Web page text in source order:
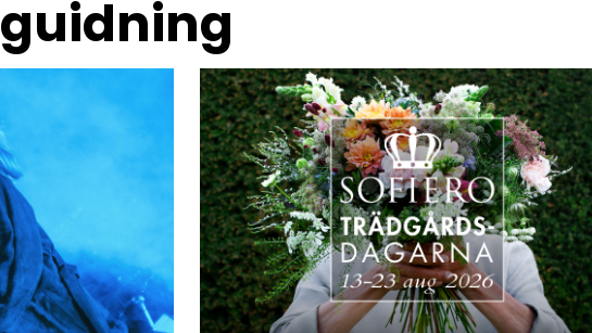
guidning